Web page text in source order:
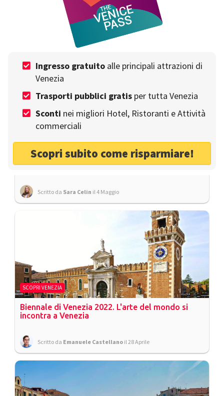
Ingresso gratuito alle principali attrazioni di
Venezia
Trasporti pubblici gratis per tutta Venezia
Sconti nei migliori Hotel, Ristoranti e Attività
commerciali
Scopri subito come risparmiare!
Isola di San Giorgio Venezia: tour dell'isola del
Labirinto di Borges
Elisa Borgatoil 4 Maggio
Il Sestiere di Santa Croce: un itinerario innovativo
Scritto da Sara Celin il 4 Maggio
SCOPRI VENEZIA
Biennale di Venezia 2022. L'arte del mondo si
incontra a Venezia
Scritto da Emanuele Castellano il 28 Aprile